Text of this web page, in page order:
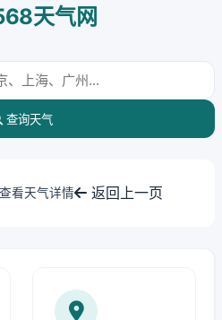
天气网
查询天气
看天气详情 返回上一页